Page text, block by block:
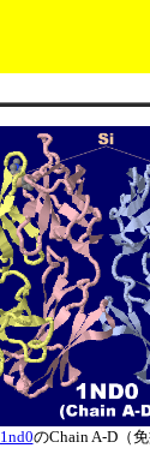
1nd0のChain A-D（